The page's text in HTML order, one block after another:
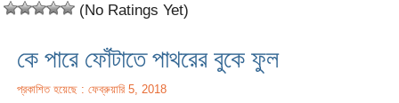
(No Ratings Yet)
কে পারে ফোঁটাতে পাথরের বুকে ফুল
প্রকাশিত হয়েছে : ফেব্রুয়ারি 5, 2018